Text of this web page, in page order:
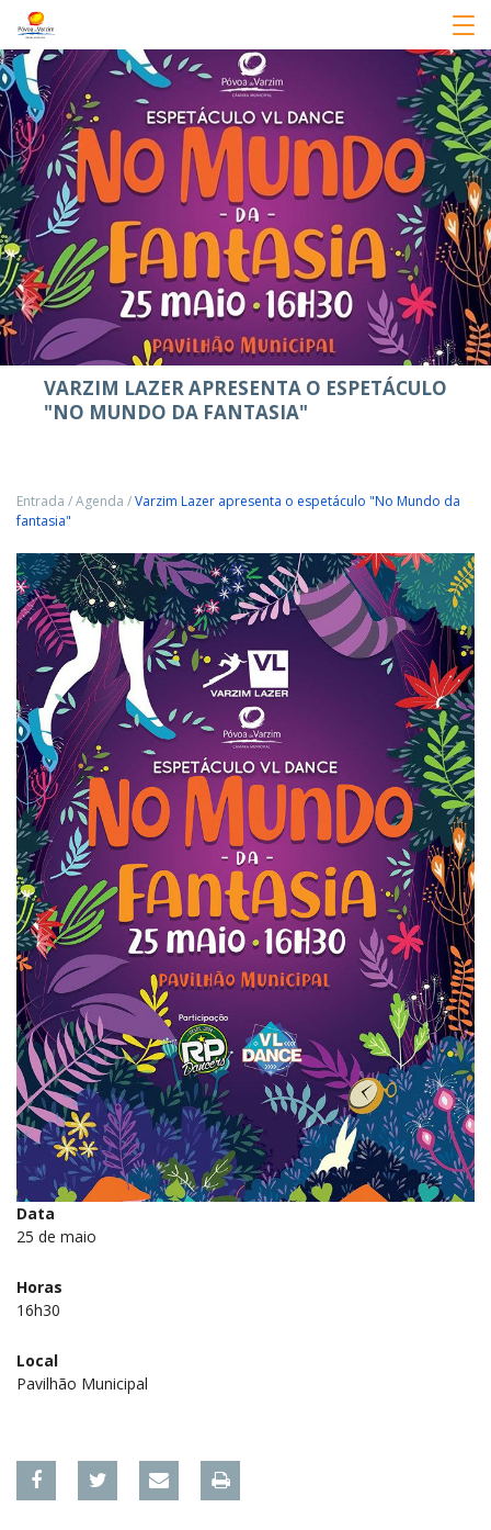
VARZIM LAZER APRESENTA O ESPETÁCULO
"NO MUNDO DA FANTASIA"
Entrada /Agenda /Varzim Lazer apresenta o espetáculo "No Mundo da
fantasia"
Data
25 de maio
Horas
16h30
Local
Pavilhão Municipal